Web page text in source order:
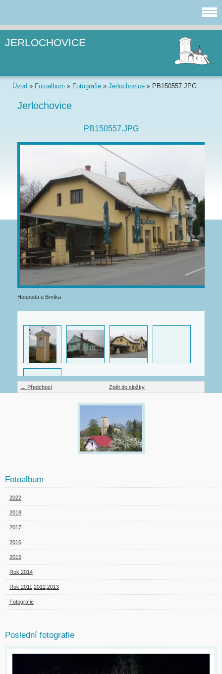
JERLOCHOVICE
Úvod » Fotoalbum » Fotografie » Jerlochovice » PB150557.JPG
Jerlochovice
PB150557.JPG
Hospoda u Brníka
← Předchozí Zpět do složky
Fotoalbum
2022
2018
2017
2016
2015
Rok 2014
Rok 2011,2012,2013
Fotografie
Poslední fotografie